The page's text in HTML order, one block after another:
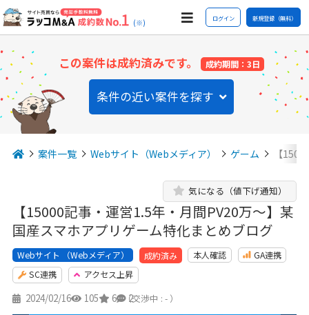
(※) ログイン 新規登録（無料）
この案件は成約済みです。 成約期間：3日
条件の近い案件を探す
案件一覧 Webサイト（Webメディア） ゲーム 【
【15000記事・運営1.5年・月間PV20万～】某
国産スマホアプリゲーム特化まとめブログ
気になる（値下げ通知）
Webサイト （Webメディア） 成約済み 本人確認
GA連携
SC連携
アクセス上昇
2024/02/16 105 6 2
（交渉中 : - ）